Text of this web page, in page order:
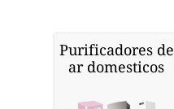
Purificadores de
ar domesticos